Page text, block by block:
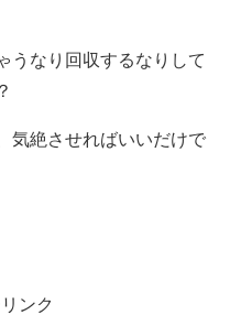
うなり回収するなりして
気絶させればいいだけで
ンク